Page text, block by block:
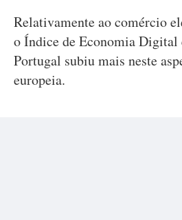
Relativamente ao comércio
o Índice de Economia Digital
Portugal subiu mais neste
europeia.